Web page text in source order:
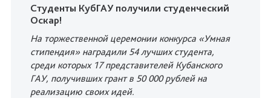
Студенты КубГАУ получили студенческий
Оскар!
На торжественной церемонии конкурса «Умная
стипендия» наградили 54 лучших студента,
среди которых 17 представителей Кубанского
ГАУ, получивших грант в 50 000 рублей на
реализацию своих идей.